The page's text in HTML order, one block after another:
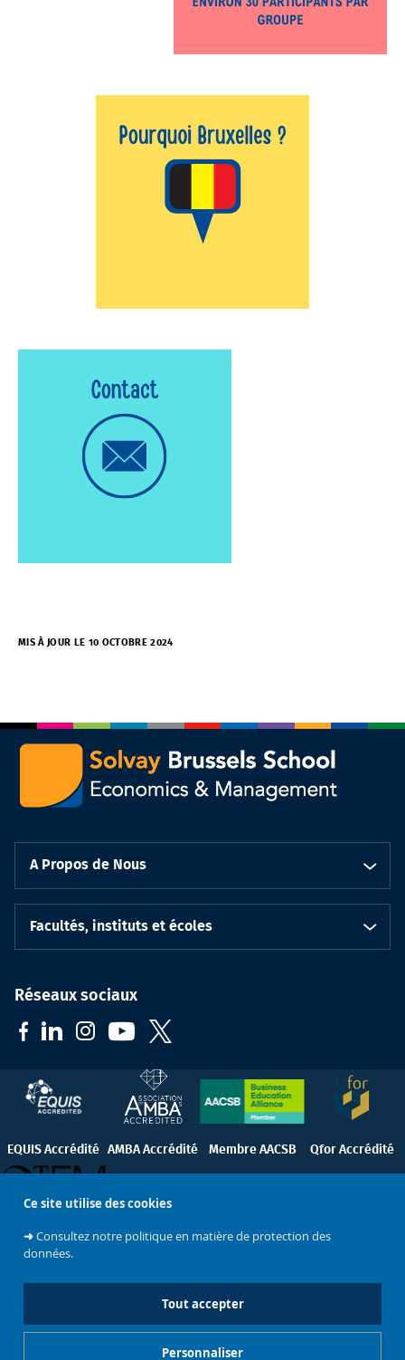
Ce site utilise des cookies
➜Consultez notre politique en matière de protection des
données.
Tout accepter
Personnaliser
MIS À JOUR LE 10 OCTOBRE 2024
A Propos de Nous
Facultés, instituts et écoles
Réseaux sociaux
EQUIS Accrédité AMBA Accrédité Membre AACSB Qfor Accrédité
Logos & Identité Visuelle Sources